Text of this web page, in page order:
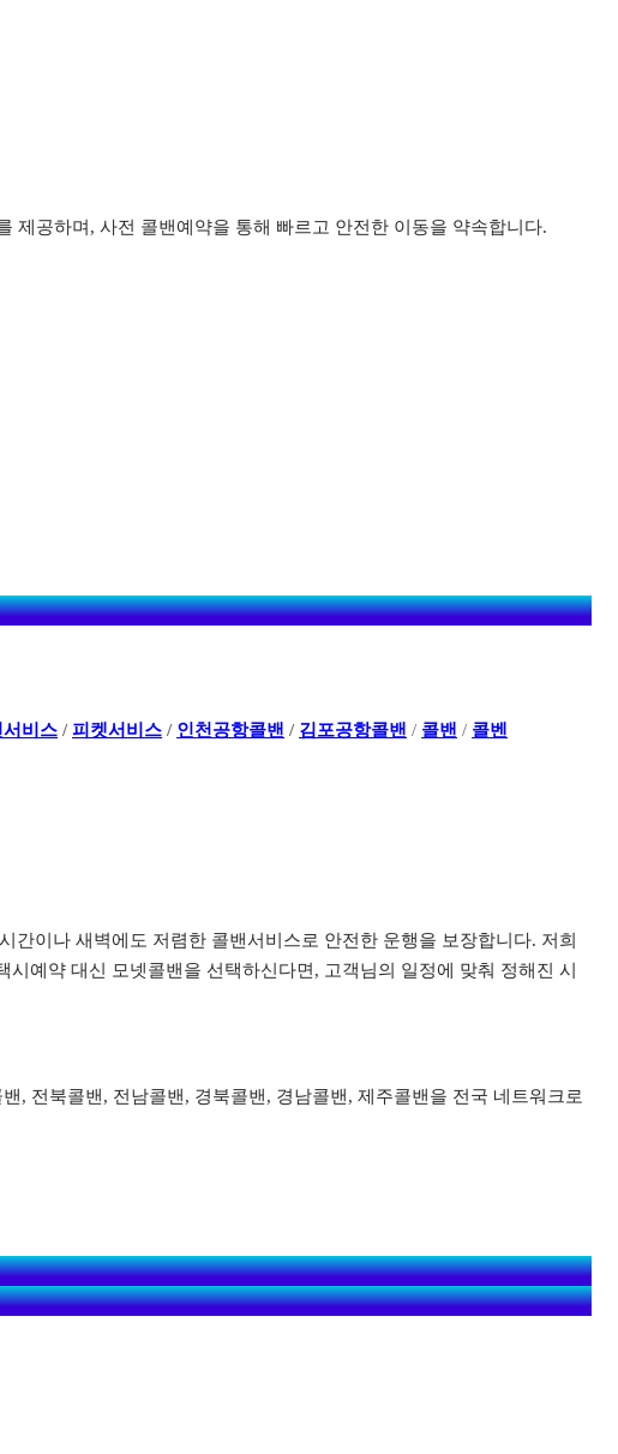
제공하며, 사전 콜밴예약을 통해 빠르고 안전한 이동을 약속합니다.
서비스 /피켓서비스 / 인천공항콜밴 / 김포공항콜밴 / 콜밴 / 콜벤
이나 새벽에도 저렴한 콜밴서비스로 안전한 운행을 보장합니다. 저희
예약 대신 모넷콜밴을 선택하신다면, 고객님의 일정에 맞춰 정해진 시
, 전북콜밴, 전남콜밴, 경북콜밴, 경남콜밴, 제주콜밴을 전국 네트워크로